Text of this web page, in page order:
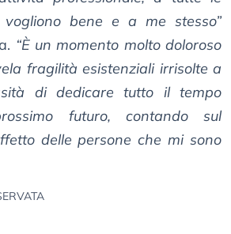
bene e a me stesso”
“È un momento molto doloroso
fragilità esistenziali irrisolte a
di dedicare tutto il tempo
futuro, contando sul
delle persone che mi sono